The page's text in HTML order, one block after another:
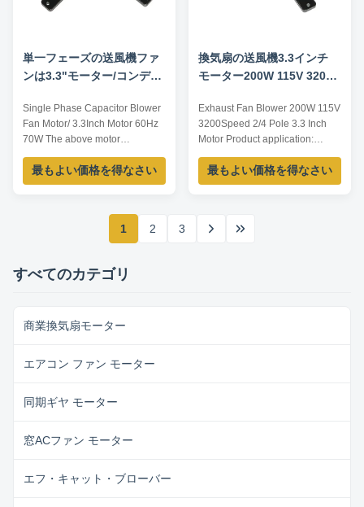
単一フェーズの送風機ファ
ンは3.3"モーター/コンデン
ーター60Hz 70Wを動かし
ます
Single Phase Capacitor Blower
Fan Motor/ 3.3Inch Motor 60Hz
70W The above motor
specification only for
reference,dimension can be
customized according to
profile: (1).Feature Fan
blower,ventilating fan,gas
equipment. ...
最もよい価格を得なさい
換気扇の送風機3.3インチ
モーター200W 115V 3200
Exhaust Fan Blower 200W 115V
3200Speed 2/4 Pole 3.3 Inch
Motor​ Product application:
1.Ventilationg fan 2.gas furnace
3.Sewage Pump 4.Use in
Kitchen and bathroom
2.The structure is
最もよい価格を得なさい
1 2 3
すべてのカテゴリ
商業換気扇モーター
エアコン ファン モーター
同期ギヤ モーター
窓ACファン モーター
エフ・キャット・ブローバー